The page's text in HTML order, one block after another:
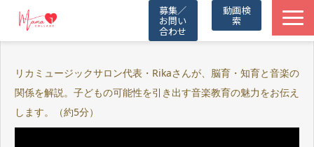
募集／
お問い
合わせ
動画検
索
動画一覧
リカミュージックサロン代表・Rikaさんが、脳育・知育と音楽の
関係を解説。子どもの可能性を引き出す音楽教育の魅力をお伝え
します。（約5分）